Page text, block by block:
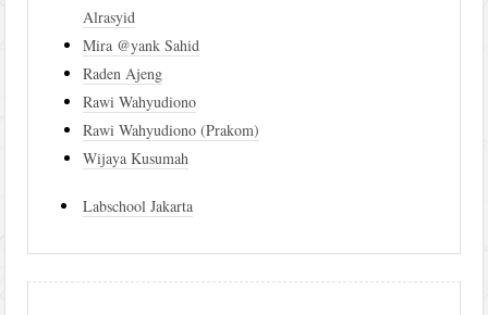
Alrasyid
Mira @yank Sahid
Raden Ajeng
Rawi Wahyudiono
Rawi Wahyudiono (Prakom)
Wijaya Kusumah
Labschool Jakarta